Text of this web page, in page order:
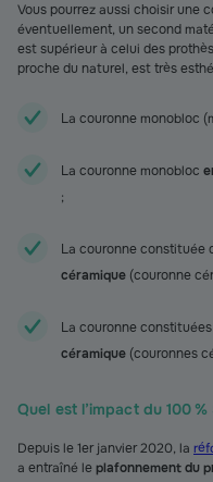
Vous pourrez aussi choisir une
éventuellement, un second
est supérieur à celui des
proche du naturel, est très
La couronne monobloc
La couronne monobloc
;
La couronne constituée
céramique (couronne
La couronne constituées
céramique (couronnes
Quel est l’impact du 100
Depuis le 1er janvier 2020, la
a entraîné leplafonnement du